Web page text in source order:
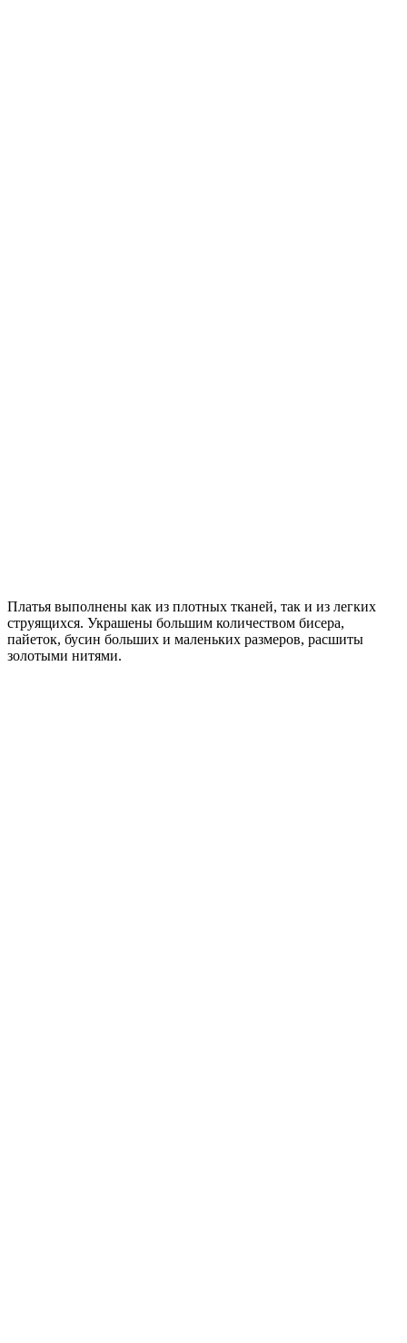
Платья выполнены как из плотных тканей, так и из легких
струящихся. Украшены большим количеством бисера,
пайеток, бусин больших и маленьких размеров, расшиты
золотыми нитями.